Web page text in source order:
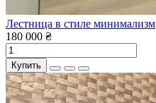
Лестница в стиле минимализм
180 000 ₴
Купить